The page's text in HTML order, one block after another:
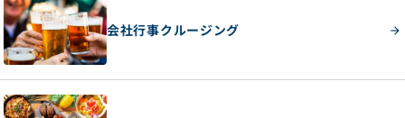
会社行事クルージング